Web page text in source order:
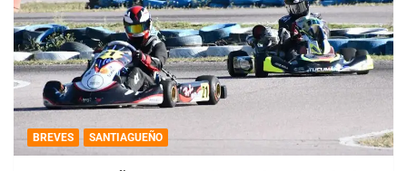
BREVES SANTIAGUEÑO